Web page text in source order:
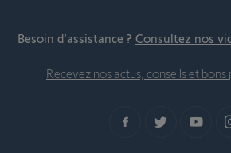
Besoin d’assistance ? Consultez nos
Recevez nos actus, conseils et bons